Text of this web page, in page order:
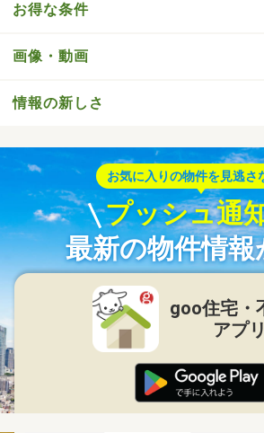
お得な条件
画像・動画
情報の新しさ
お気に入りの物件を見逃さ
プッシュ通
最新の物件情報
goo住宅・
アプリ